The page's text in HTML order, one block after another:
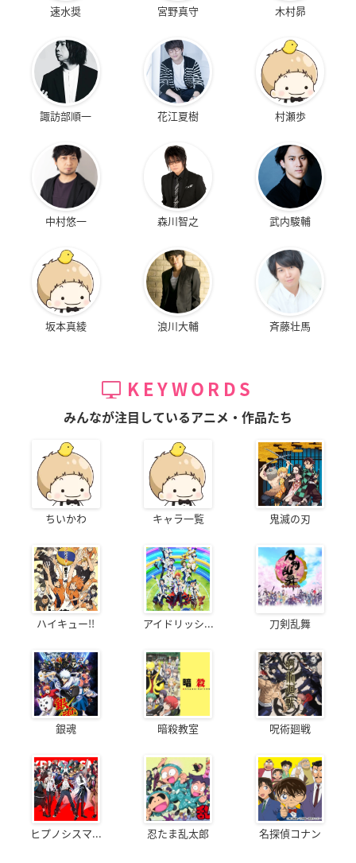
速水奨 宮野真守 木村昴
諏訪部順一 花江夏樹 村瀬歩
中村悠一 森川智之 武内駿輔
坂本真綾 浪川大輔 斉藤壮馬
KEYWORDS
みんなが注目しているアニメ・作品たち
ちいかわ キャラ一覧 鬼滅の刃
ハイキュー!! アイドリッシ... 刀剣乱舞
銀魂 暗殺教室 呪術廻戦
ヒプノシスマ... 忍たま乱太郎 名探偵コナン